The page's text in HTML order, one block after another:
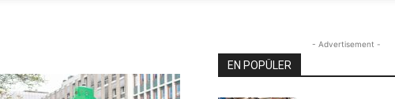
- Advertisement -
EN POPÜLER